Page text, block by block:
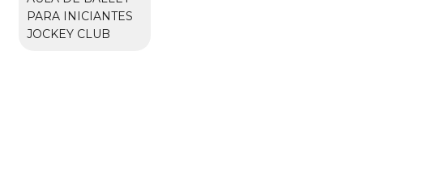
PARA INICIANTES
JOCKEY CLUB